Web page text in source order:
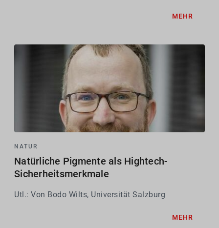
MEHR
NATUR
Natürliche Pigmente als Hightech-
Sicherheitsmerkmale
Utl.: Von Bodo Wilts, Universität Salzburg
MEHR